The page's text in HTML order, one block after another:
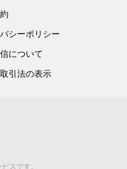
シーポリシー
について
引法の表示
スです。